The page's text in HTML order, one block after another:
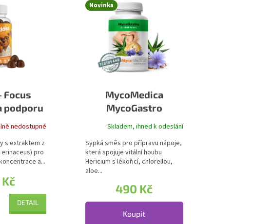
Focus
podporu
nedostupné
DETAIL
s extraktem z
erinaceus) pro
a...
Novinka
MycoMedica
MycoGastro
Skladem, ihned k odeslání
490 Kč
Koupit
Sypká směs pro přípravu nápoje,
která spojuje vitální houbu
Hericium s lékořicí, chlorellou,
aloe...